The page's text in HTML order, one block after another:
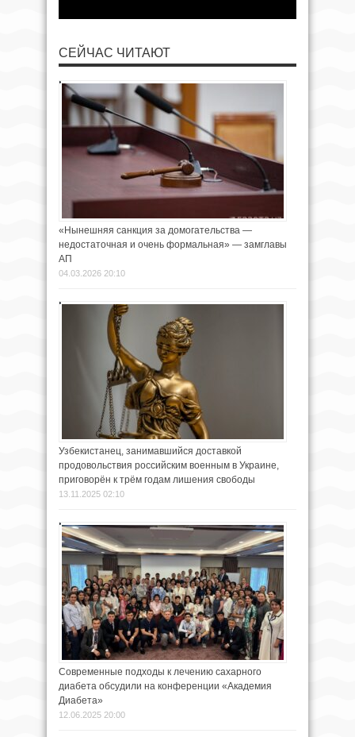
СЕЙЧАС ЧИТАЮТ
«Нынешняя санкция за домогательства —
недостаточная и очень формальная» — замглавы
АП
04.03.2026 20:10
Узбекистанец, занимавшийся доставкой
продовольствия российским военным в Украине,
приговорён к трём годам лишения свободы
13.11.2025 02:10
Современные подходы к лечению сахарного
диабета обсудили на конференции «Академия
Диабета»
12.06.2025 20:00